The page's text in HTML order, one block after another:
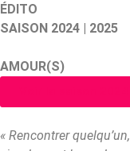
ÉDITO
SAISON 2024 | 2025
AMOUR(S)
« Rencontrer